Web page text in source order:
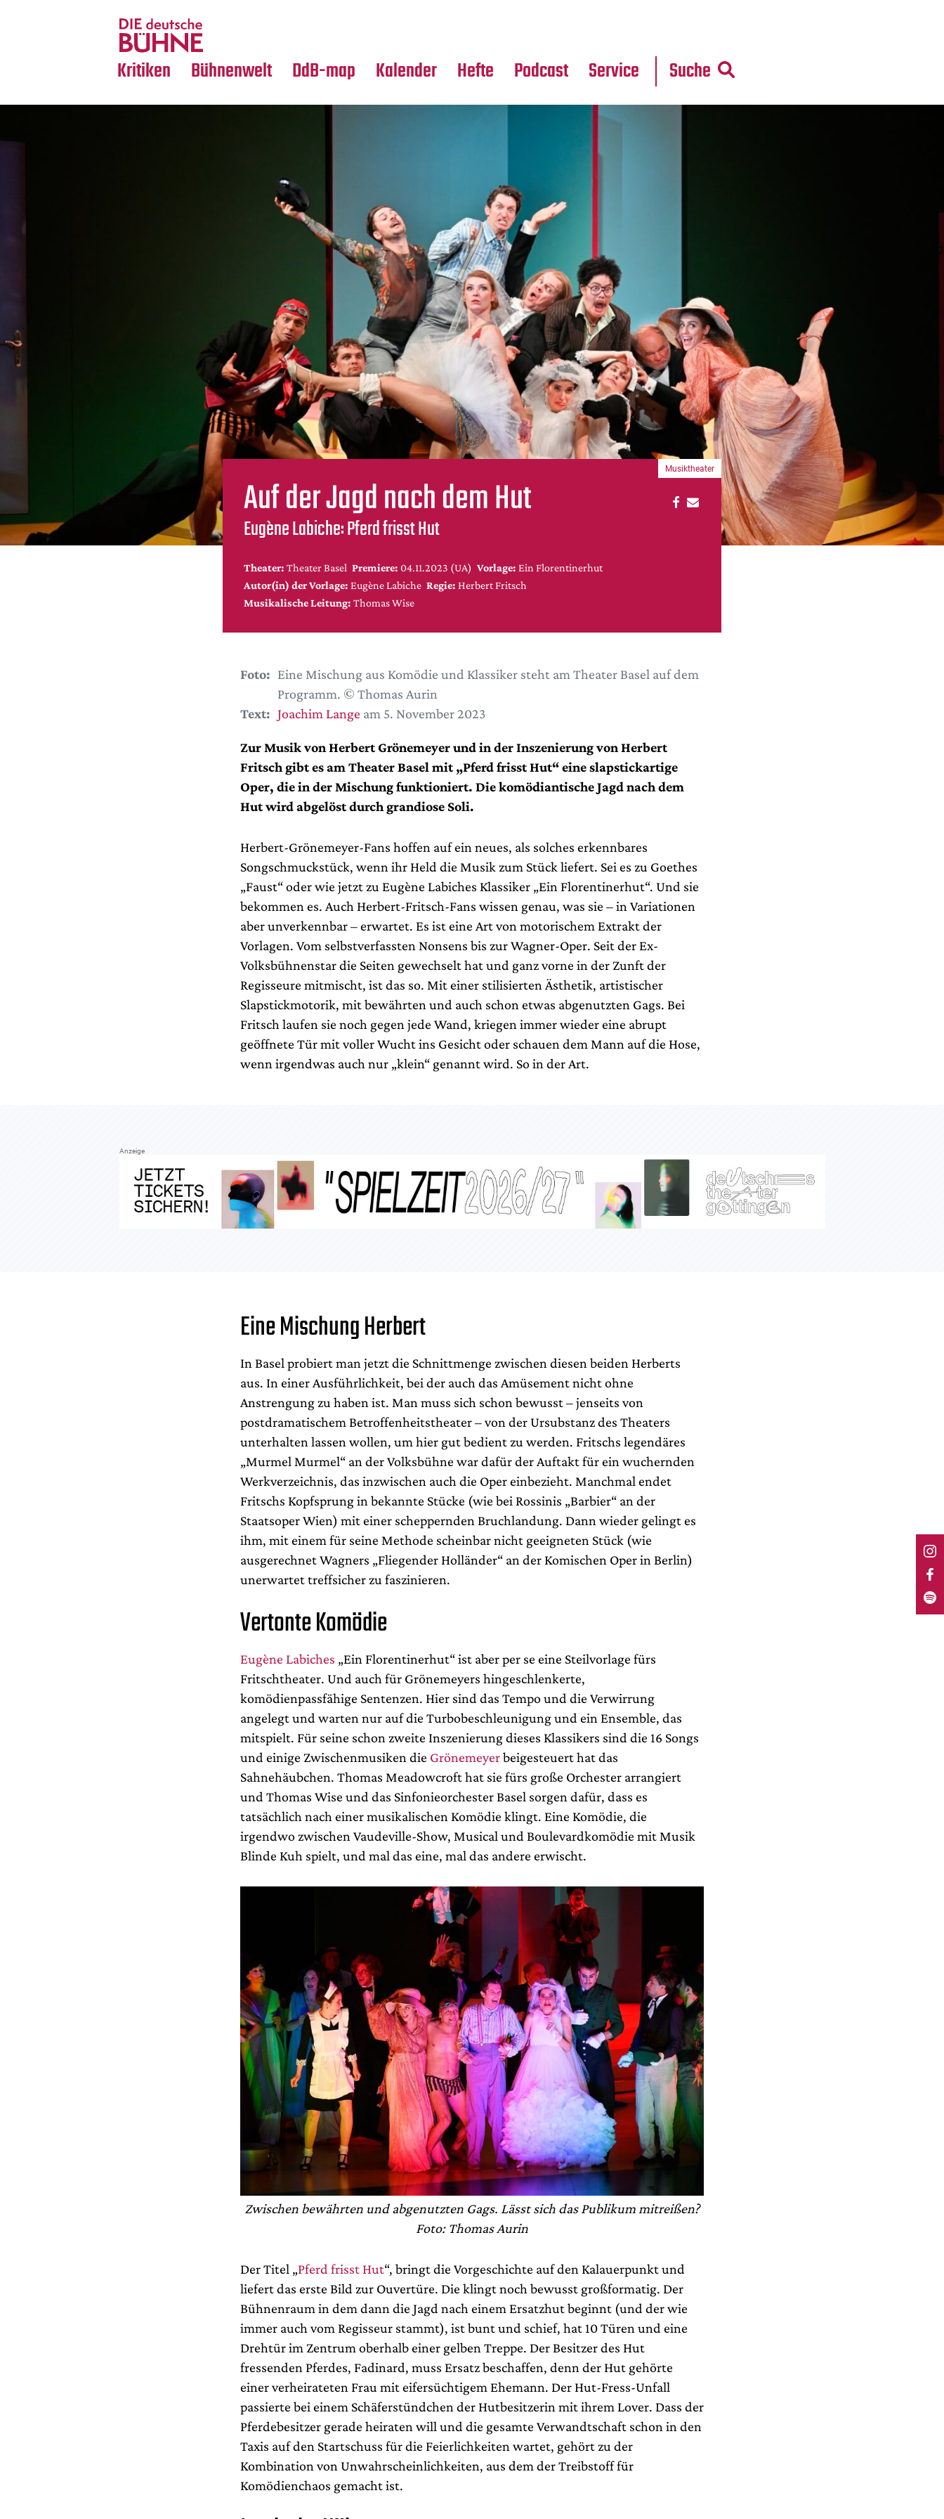
Kritiken
Crossover
Bühnenwelt
Medientipps
DdB-map Kalender Hefte Podcast Service Suche
Auf der Jagd nach dem Hut
Eugène Labiche: Pferd frisst Hut
Theater: Theater Basel Premiere: 04.11.2023 (UA) Vorlage: Ein Florentinerhut
Autor(in) der Vorlage: Eugène Labiche Regie: Herbert Fritsch
Musikalische Leitung: Thomas Wise
Musiktheater
Foto: Eine Mischung aus Komödie und Klassiker steht am Theater Basel auf dem
Programm. © Thomas Aurin
Text: Joachim Lange am 5. November 2023
Zur Musik von Herbert Grönemeyer und in der Inszenierung von Herbert
Fritsch gibt es am Theater Basel mit „Pferd frisst Hut“ eine slapstickartige
Oper, die in der Mischung funktioniert. Die komödiantische Jagd nach dem
Hut wird abgelöst durch grandiose Soli.
Herbert-Grönemeyer-Fans hoffen auf ein neues, als solches erkennbares
Songschmuckstück, wenn ihr Held die Musik zum Stück liefert. Sei es zu Goethes
„Faust“ oder wie jetzt zu Eugène Labiches Klassiker „Ein Florentinerhut“. Und sie
bekommen es. Auch Herbert-Fritsch-Fans wissen genau, was sie – in Variationen
aber unverkennbar – erwartet. Es ist eine Art von motorischem Extrakt der
Vorlagen. Vom selbstverfassten Nonsens bis zur Wagner-Oper. Seit der Ex-
Volksbühnenstar die Seiten gewechselt hat und ganz vorne in der Zunft der
Regisseure mitmischt, ist das so. Mit einer stilisierten Ästhetik, artistischer
Slapstickmotorik, mit bewährten und auch schon etwas abgenutzten Gags. Bei
Fritsch laufen sie noch gegen jede Wand, kriegen immer wieder eine abrupt
geöffnete Tür mit voller Wucht ins Gesicht oder schauen dem Mann auf die Hose,
wenn irgendwas auch nur „klein“ genannt wird. So in der Art.
Anzeige
Eine Mischung Herbert
In Basel probiert man jetzt die Schnittmenge zwischen diesen beiden Herberts
aus. In einer Ausführlichkeit, bei der auch das Amüsement nicht ohne
Anstrengung zu haben ist. Man muss sich schon bewusst – jenseits von
postdramatischem Betroffenheitstheater – von der Ursubstanz des Theaters
unterhalten lassen wollen, um hier gut bedient zu werden. Fritschs legendäres
„Murmel Murmel“ an der Volksbühne war dafür der Auftakt für ein wuchernden
Werkverzeichnis, das inzwischen auch die Oper einbezieht. Manchmal endet
Fritschs Kopfsprung in bekannte Stücke (wie bei Rossinis „Barbier“ an der
Staatsoper Wien) mit einer scheppernden Bruchlandung. Dann wieder gelingt es
ihm, mit einem für seine Methode scheinbar nicht geeigneten Stück (wie
ausgerechnet Wagners „Fliegender Holländer“ an der Komischen Oper in Berlin)
unerwartet treffsicher zu faszinieren.
Vertonte Komödie
Eugène Labiches „Ein Florentinerhut“ ist aber per se eine Steilvorlage fürs
Fritschtheater. Und auch für Grönemeyers hingeschlenkerte,
komödienpassfähige Sentenzen. Hier sind das Tempo und die Verwirrung
angelegt und warten nur auf die Turbobeschleunigung und ein Ensemble, das
mitspielt. Für seine schon zweite Inszenierung dieses Klassikers sind die 16 Songs
und einige Zwischenmusiken die Grönemeyerbeigesteuert hat das
Sahnehäubchen. Thomas Meadowcroft hat sie fürs große Orchester arrangiert
und Thomas Wise und das Sinfonieorchester Basel sorgen dafür, dass es
tatsächlich nach einer musikalischen Komödie klingt. Eine Komödie, die
irgendwo zwischen Vaudeville-Show, Musical und Boulevardkomödie mit Musik
Blinde Kuh spielt, und mal das eine, mal das andere erwischt.
Zwischen bewährten und abgenutzten Gags. Lässt sich das Publikum mitreißen?
Foto: Thomas Aurin
Der Titel „Pferd frisst Hut“, bringt die Vorgeschichte auf den Kalauerpunkt und
liefert das erste Bild zur Ouvertüre. Die klingt noch bewusst großformatig. Der
Bühnenraum in dem dann die Jagd nach einem Ersatzhut beginnt (und der wie
immer auch vom Regisseur stammt), ist bunt und schief, hat 10 Türen und eine
Drehtür im Zentrum oberhalb einer gelben Treppe. Der Besitzer des Hut
fressenden Pferdes, Fadinard, muss Ersatz beschaffen, denn der Hut gehörte
einer verheirateten Frau mit eifersüchtigem Ehemann. Der Hut-Fress-Unfall
passierte bei einem Schäferstündchen der Hutbesitzerin mit ihrem Lover. Dass der
Pferdebesitzer gerade heiraten will und die gesamte Verwandtschaft schon in den
Taxis auf den Startschuss für die Feierlichkeiten wartet, gehört zu der
Kombination von Unwahrscheinlichkeiten, aus dem der Treibstoff für
Komödienchaos gemacht ist.